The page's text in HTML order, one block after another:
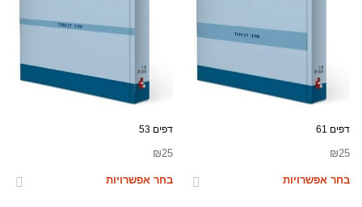
דפים 61
₪25
בחר אפשרויות
דפים 53
₪25
בחר אפשרויות